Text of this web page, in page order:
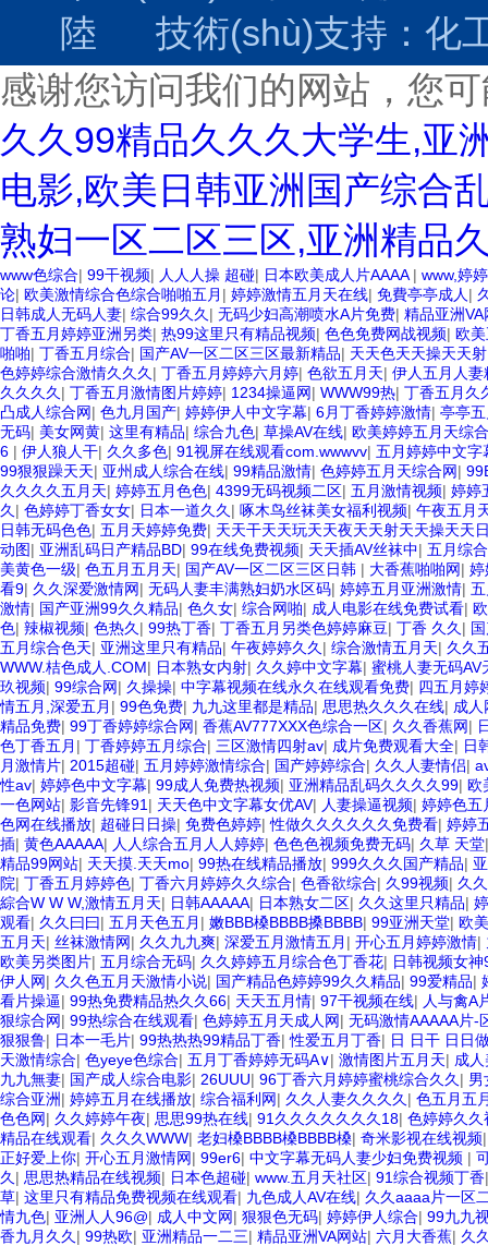
陸 技術(shù)支持： 化
感谢您访问我们的网站，您
久久99精品久久久大学生,亚
电影,欧美日韩亚洲国产综合
熟妇一区二区三区,亚洲精品
www色综合| 99干视频| 人人人操 超碰| 日本欧美成人片AAAA | www,婷
论| 欧美激情综合色综合啪啪五月 | 婷婷激情五月天在线| 免費亭亭成人 |
日韩成人无码人妻| 综合99久久 | 无码少妇高潮喷水A片免费| 精品亚洲VA
丁香五月婷婷亚洲另类| 热99这里只有精品视频| 色色免费网战视频| 欧
啪啪| 丁香五月综合| 国产AV一区二区三区最新精品| 天天色天天操天天射
色婷婷综合激情久久久 | 丁香五月婷婷六月婷| 色欲五月天| 伊人五月人妻
久久久久 | 丁香五月激情图片婷婷| 1234操逼网| WWW99热| 丁香五月久
凸成人综合网| 色九月国产| 婷婷伊人中文字幕| 6月丁香婷婷激情| 亭亭
无码| 美女网黄| 这里有精品| 综合九色| 草操AV在线| 欧美婷婷五月天综合
6 | 伊人狼人干| 久久多色| 91视屏在线观看com.wwwvv| 五月婷婷中文字
99狠狠躁天天| 亚州成人综合在线| 99精品激情| 色婷婷五月天综合网|
久久久久五月天| 婷婷五月色色| 4399无码视频二区| 五月激情视频| 婷婷
久 | 色婷婷丁香女女| 日本一道久久 | 啄木鸟丝袜美女福利视频| 午夜五月
日韩无码色色| 五月天婷婷免费| 天天干天天玩天天夜天天射天天操天天
动图| 亚洲乱码日产精品BD| 99在线免费视频| 天天插AV丝袜中| 五月综
美黄色一级| 色五月五月天| 国产AV一区二区三区日韩 | 大香蕉啪啪网| 婷
看9| 久久深爱激情网| 无码人妻丰满熟妇奶水区码| 婷婷五月亚洲激情|
激情| 国产亚洲99久久精品| 色久女| 综合网啪| 成人电影在线免费试看|
色| 辣椒视频| 色热久 | 99热丁香| 丁香五月另类色婷婷麻豆| 丁香 久久 |
五月综合色天| 亚洲这里只有精品| 午夜婷婷久久 | 综合激情五月天| 久久
WWW.桔色成人.COM| 日本熟女内射| 久久婷中文字幕| 蜜桃人妻无码AV
玖视频| 99综合网| 久操操| 中字幕视频在线永久在线观看免费| 四五月婷
情五月,深爱五月 | 99色免费| 九九这里都是精品| 思思热久久久在线| 成人
精品免费| 99丁香婷婷综合网| 香蕉AV777XXX色综合一区| 久久香蕉网|
色丁香五月 | 丁香婷婷五月综合| 三区激情四射av| 成片免费观看大全| 日
月激情片| 2015超碰| 五月婷婷激情综合| 国产婷婷综合| 久久人妻情侣|
性av| 婷婷色中文字幕| 99成人免费热视频| 亚洲精品乱码久久久久99| 欧
一色网站| 影音先锋91 | 天天色中文字幕女优AV| 人妻操逼视频| 婷婷色五
色网在线播放| 超碰日日操| 免费色婷婷|性做久久久久久久免费看| 婷婷
插| 黄色AAAAA| 人人综合五月人人婷婷| 色色色视频免费无码| 久草 天堂
精品99网站| 天天摸.天天mo| 99热在线精品播放| 999久久久国产精品|
院| 丁香五月婷婷色| 丁香六月婷婷久久综合| 色香欲综合| 久99视频| 久
綜合W W W,激情五月天| 日韩AAAAA| 日本熟女二区| 久久这里只精品|
观看| 久久曰曰| 五月天色五月 | 嫩BBB槡BBBB搡BBBB| 99亚洲天堂| 欧
五月天| 丝袜激情网| 久久九九爽| 深爱五月激情五月 | 开心五月婷婷激情|
欧美另类图片| 五月综合无码| 久久婷婷五月综合色丁香花| 日韩视频女神
伊人网| 久久色五月天激情小说| 国产精品色婷婷99久久精品| 99爱精品|
看片操逼| 99热免费精品热久久66| 天天五月情| 97干视频在线| 人与禽A
狠综合网| 99热综合在线观看| 色婷婷五月天成人网| 无码激情AAAAA片-
狠狠鲁| 日本一毛片| 99热热热99精品丁香|性爱五月丁香| 日 日干 日日
天激情综合| 色yeye色综合| 五月丁香婷婷无码A∨| 激情图片五月天| 成
九九無妻| 国产成人综合电影| 26UUU| 96丁香六月婷婷蜜桃综合久久 | 男
综合亚洲| 婷婷五月在线播放| 综合福利网| 久久人妻久久久久 | 色五月五
色色网| 久久婷婷午夜| 思思99热在线| 91久久久久久久久18| 色婷婷久久
精品在线观看| 久久久WWW| 老妇槡BBBB槡BBBB槡| 奇米影视在线视频
正好爱上你| 开心五月激情网| 99er6| 中文字幕无码人妻少妇免费视频 |
久 | 思思热精品在线视频| 日本色超碰| www.五月天社区| 91综合视频丁香
草| 这里只有精品免费视频在线观看| 九色成人AV在线| 久久aaaa片一区
情九色| 亚洲人人96@| 成人中文网| 狠狠色无码| 婷婷伊人综合| 99九九
香九月久久 | 99热欧| 亚洲精品一二三| 精品亚洲VA网站| 六月大香蕉| 久